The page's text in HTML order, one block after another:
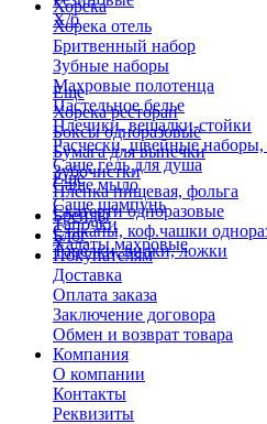
Х/б
Хорека
Хорека отель
Бритвенный набор
Зубные наборы
Махровые полотенца
Пастельное белье
Плечики, вешалки-стойки
Расчески, швейные
Саше гель для душа
Саше мыло
Саше шампунь
Тапочки
Халаты махровые
Еще
Хорека ресторан
Боксы одноразовые
Бумага для выпечки
Зубочистки
Пленка пищевая, фольга
Скатерти одноразовые
Стаканы, коф.чашки
Тарелки, вилки, ложки
Еще
Бренды
Блог
Покупателям
Доставка
Оплата заказа
Заключение договора
Обмен и возврат товара
Компания
О компании
Контакты
Реквизиты